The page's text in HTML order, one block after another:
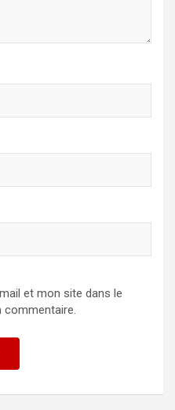
et mon site dans le
commentaire.